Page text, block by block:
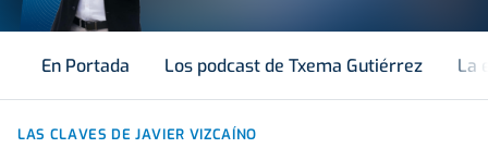
En Portada Los podcast de Txema Gutiérrez La
LAS CLAVES DE JAVIER VIZCAÍNO